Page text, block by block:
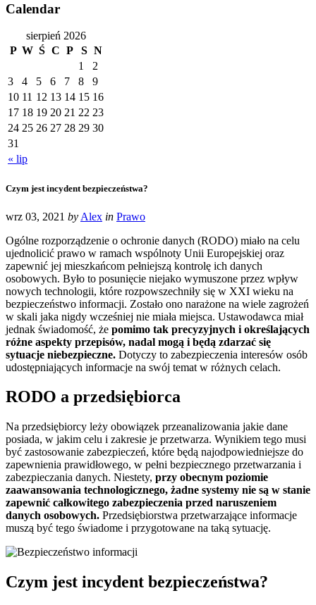
Calendar
sierpień 2026
P W Ś C P S N
« lip
1
2
3
4 5 6 7 8
9
10 11 12 13 14 15 16
17 18 19 20 21 22 23
24 25 26 27 28 29 30
31
Czym jest incydent bezpieczeństwa?
wrz 03, 2021 by Alex in Prawo
Ogólne rozporządzenie o ochronie danych (RODO) miało na celu
ujednolicić prawo w ramach wspólnoty Unii Europejskiej oraz
zapewnić jej mieszkańcom pełniejszą kontrolę ich danych
osobowych. Było to posunięcie niejako wymuszone przez wpływ
nowych technologii, które rozpowszechniły się w XXI wieku na
bezpieczeństwo informacji. Zostało ono narażone na wiele zagrożeń
w skali jaka nigdy wcześniej nie miała miejsca. Ustawodawca miał
jednak świadomość, że pomimo tak precyzyjnych i określających
różne aspekty przepisów, nadal mogą i będą zdarzać się
sytuacje niebezpieczne. Dotyczy to zabezpieczenia interesów osób
udostępniających informacje na swój temat w różnych celach.
RODO a przedsiębiorca
Na przedsiębiorcy leży obowiązek przeanalizowania jakie dane
posiada, w jakim celu i zakresie je przetwarza. Wynikiem tego musi
być zastosowanie zabezpieczeń, które będą najodpowiedniejsze do
zapewnienia prawidłowego, w pełni bezpiecznego przetwarzania i
zabezpieczania danych. Niestety, przy obecnym poziomie
zaawansowania technologicznego, żadne systemy nie są w stanie
zapewnić całkowitego zabezpieczenia przed naruszeniem
danych osobowych. Przedsiębiorstwa przetwarzające informacje
muszą być tego świadome i przygotowane na taką sytuację.
Czym jest incydent bezpieczeństwa?